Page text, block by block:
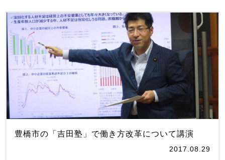
豊橋市の「吉田塾」で働き方改革について講演
2017.08.29